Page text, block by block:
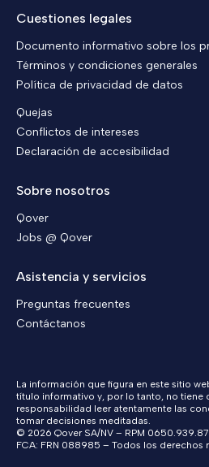
Cuestiones legales
Documento informativo sobre los
Términos y condiciones generales
Política de privacidad de datos
Quejas
Conflictos de intereses
Declaración de accesibilidad
Sobre nosotros
Qover
Jobs @ Qover
Asistencia y servicios
Preguntas frecuentes
Contáctanos
La información que figura en este sitio
título informativo y, por lo tanto, no tiene
responsabilidad leer atentamente las
tomar decisiones meditadas.
© 2026 Qover SA/NV – RPM
FCA: FRN 088985 – Todos los derechos